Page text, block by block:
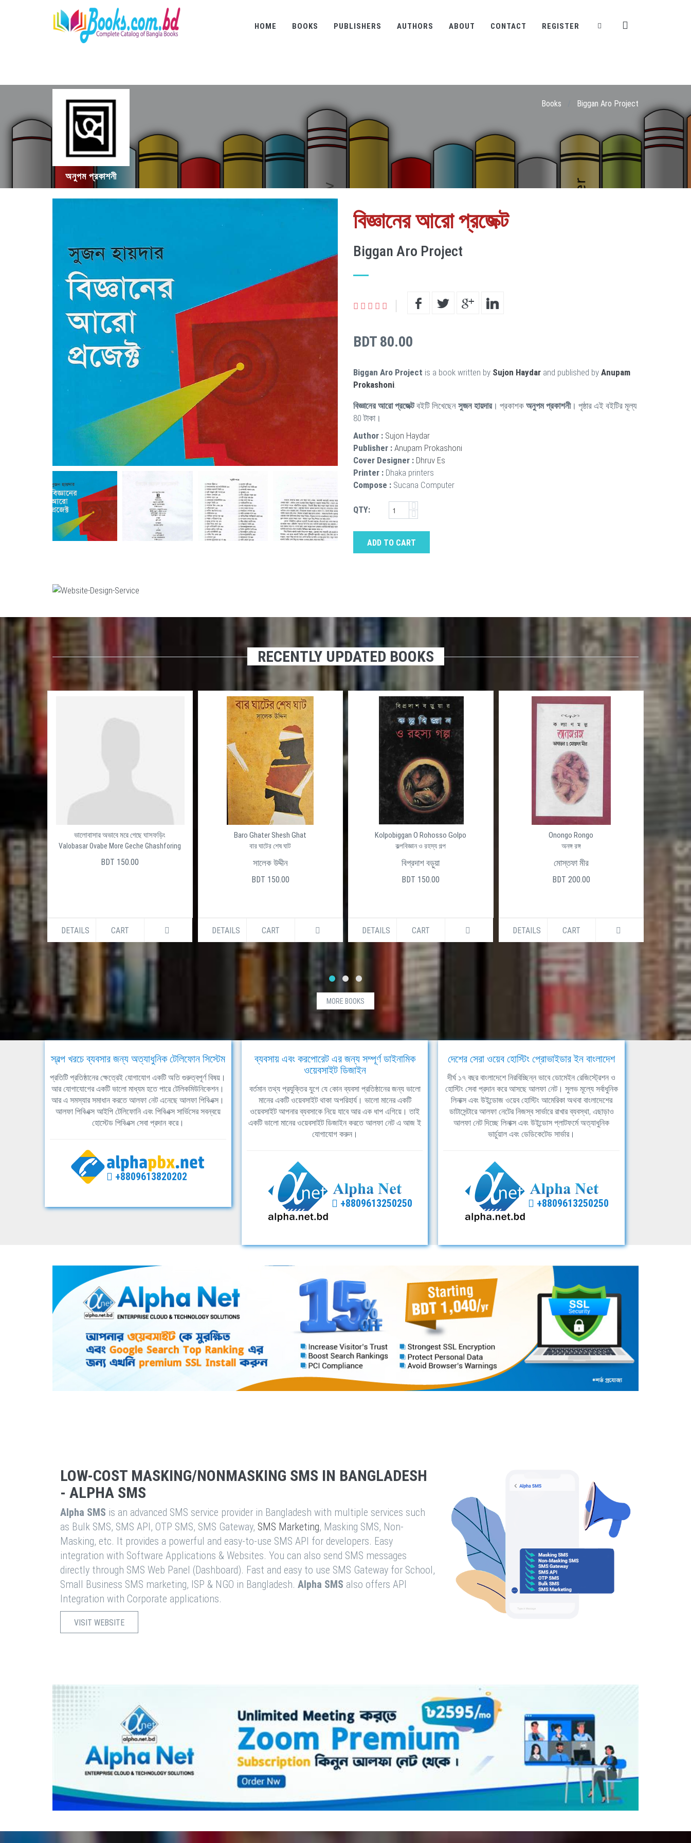
HOME BOOKS PUBLISHERS AUTHORS ABOUT CONTACT REGISTER
অনুপম প্রকাশনী
Books Biggan Aro Project
বিজ্ঞানের আরো প্রজেক্ট
Biggan Aro Project
BDT 80.00
Biggan Aro Project is a book written by Sujon Haydar and published by Anupam
Prokashoni.
বিজ্ঞানের আরো প্রজেক্টবইটি লিখেছেন সুজন হায়দার। প্রকাশক অনুপম প্রকাশনী। পৃষ্ঠার এই বইটির মূল্য
80 টাকা।
Author : Sujon Haydar
Publisher : Anupam Prokashoni
Cover Designer : Dhruv Es
Printer : Dhaka printers
Compose : Sucana Computer
QTY:
ADD TO CART
RECENTLY UPDATED BOOKS
ভালোবাসার অভাবে মরে গেছে ঘাসফড়িং
Valobasar Ovabe More Geche Ghashforing
BDT 150.00
DETAILS CART
Baro Ghater Shesh Ghat
বার ঘাটের শেষ ঘাট
সালেক উদ্দীন
BDT 150.00
DETAILS CART
Kolpobiggan O Rohosso Golpo
কল্পবিজ্ঞান ও রহস্য গল্প
বিপ্রদাশ বড়ুয়া
BDT 150.00
DETAILS CART
Onongo Rongo
অনঙ্গ রঙ্গ
মোস্তফা মীর
BDT 200.00
DETAILS CART DETAILS
MORE BOOKS
স্বল্প খরচে ব্যবসার জন্য অত্যাধুনিক টেলিফোন সিস্টেম
প্রতিটি প্রতিষ্ঠানের ক্ষেত্রেই যোগাযোগ একটি অতি গুরুত্বপূর্ণ বিষয়।
আর যোগাযোগের একটি ভালো মাধ্যম হতে পারে টেলিকমিউনিকেশন।
আর এ সমস্যার সমাধান করতে আলফা নেট এনেছে আলফা পিবিএক্স।
আলফা পিবিএক্স আইপি টেলিফোনি এবং পিবিএক্স সার্ভিসের সবন্বয়ে
হোস্টেড পিবিএক্স সেবা প্রদান করে।
+8809613820202
ব্যবসায় এবং করপোরেট এর জন্য সম্পূর্ণ ডাইনামিক
ওয়েবসাইট ডিজাইন
বর্তমান তথ্য প্রযুক্তির যুগে যে কোন ব্যবসা প্রতিষ্ঠানের জন্য ভালো
মানের একটি ওয়েবসাইট থাকা অপরিহার্য। ভালো মানের একটি
ওয়েবসাইট আপনার ব্যবসাকে নিয়ে যাবে আর এক ধাপ এগিয়ে। তাই
একটি ভালো মানের ওয়েবসাইট ডিজাইন করতে আলফা নেট এ আজ ই
যোগাযোগ করুন।
+8809613250250
দেশের সেরা ওয়েব হোস্টিং প্রোভাইডার ইন বাংলাদেশ
দীর্ঘ ১৭ বছর বাংলাদেশে নিরবিচ্ছিন্ন ভাবে ডোমেইন রেজিস্ট্রেশন ও
হোস্টিং সেবা প্রদান করে আসছে আলফা নেট। সুলভ মূল্যে সর্বাধুনিক
লিনাক্স এবং উইন্ডোজ ওয়েব হোস্টিং আমেরিকা অথবা বাংলাদেশের
ডাটাসেন্টারে আলফা নেটের নিজস্ব সার্ভারে রাখার ব্যবস্থা, এছাড়াও
আলফা নেট দিচ্ছে লিনাক্স এবং উইন্ডোস প্লাটফর্মে অত্যাধুনিক
ভার্চুয়াল এবং ডেডিকেটেড সার্ভার।
+8809613250250
LOW-COST MASKING/NONMASKING SMS IN BANGLADESH
- ALPHA SMS
Alpha SMS is an advanced SMS service provider in Bangladesh with multiple services such
as Bulk SMS, SMS API, OTP SMS, SMS Gateway, SMS Marketing, Masking SMS, Non-
Masking, etc. It provides a powerful and easy-to-use SMS API for developers. Easy
integration with Software Applications & Websites. You can also send SMS messages
directly through SMS Web Panel (Dashboard). Fast and easy to use SMS Gateway for School,
Small Business SMS marketing, ISP & NGO in Bangladesh. Alpha SMS also offers API
Integration with Corporate applications.
VISIT WEBSITE